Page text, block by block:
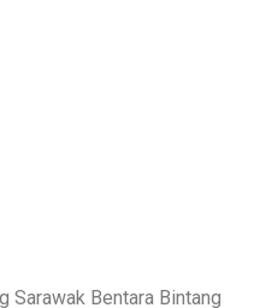
Sarawak Bentara Bintang